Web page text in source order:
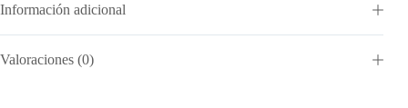
Información adicional
Valoraciones (0)